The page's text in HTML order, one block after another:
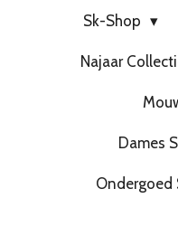
Sk-Shop
Najaar
Dames
Ondergoed